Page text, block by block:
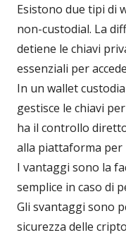
Esistono due tipi di
non-custodial. La
detiene le chiavi
essenziali per
In un wallet
gestisce le chiavi
ha il controllo
alla piattaforma per
I vantaggi sono la
semplice in caso di
Gli svantaggi sono
sicurezza delle